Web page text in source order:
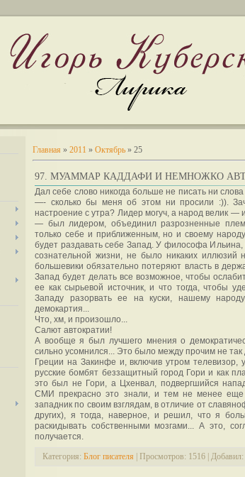
Главная » 2011 » Октябрь » 25
97. МУАММАР КАДДАФИ И НЕМНОЖКО
Дал себе слово никогда больше не писать ни
—- сколько бы меня об этом ни просили :)).
настроение с утра? Лидер могуч, а народ велик
— был лидером, объединил разрозненные
только себе и приближенным, но и своему
будет раздавать себе Запад. У философа
сознательной жизни, не было никаких иллюзий
большевики обязательно потеряют власть в
Запад будет делать все возможное, чтобы
ее как сырьевой источник, и что тогда, чтобы
Западу разорвать ее на куски, нашему
демокартия...
Что, хм, и произошло...
Салют автократии!
А вообще я был лучшего мнения о
сильно усомнился... Это было между прочим не так
Греции на Закинфе и, включив утром
русские бомбят беззащитный город Гори и как
это был не Гори, а Цхенвал, подвергшийся
СМИ прекрасно это знали, и тем не менее
западник по своим взглядам, в отличие от
других), я тогда, наверное, и решил, что я
раскидывать собственными мозгами... А это,
получается.
Категория: Блог писателя Просмотров: 1516 Добавил: